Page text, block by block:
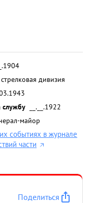
дивизия
службу
__.__.1922
майор
событиях в журнале
части
Поделиться